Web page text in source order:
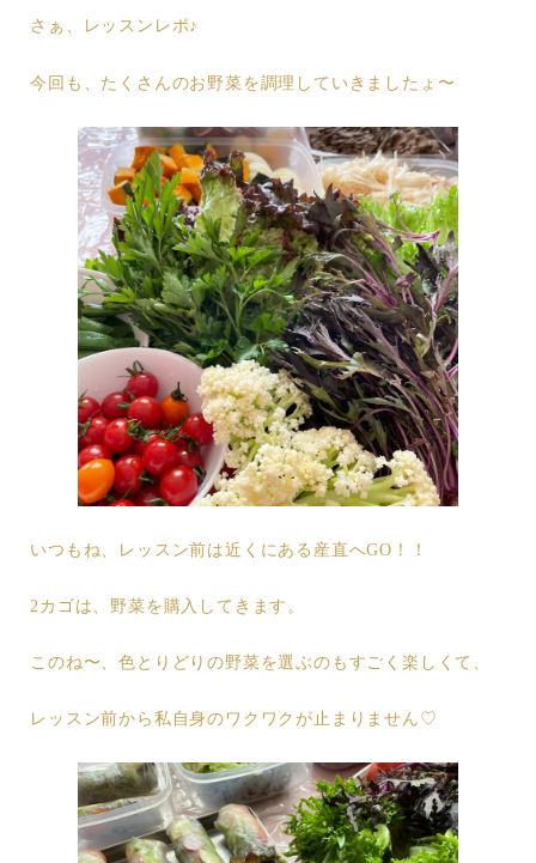
さぁ、レッスンレポ♪
今回も、たくさんのお野菜を調理していきましたょ〜
いつもね、レッスン前は近くにある産直へGO！！
2カゴは、野菜を購入してきます。
このね〜、色とりどりの野菜を選ぶのもすごく楽しくて、
レッスン前から私自身のワクワクが止まりません♡